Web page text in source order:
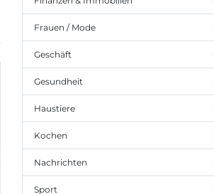
Frauen / Mode
Geschäft
Gesundheit
Haustiere
Kochen
Nachrichten
Sport